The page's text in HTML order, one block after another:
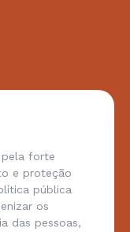
pela forte
e proteção
pública
os
das pessoas,